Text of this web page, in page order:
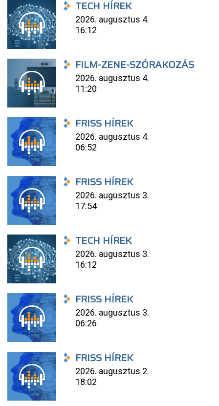
TECH HÍREK
2026. augusztus 4.
16:12
FILM-ZENE-SZÓRAKOZÁS
2026. augusztus 4.
11:20
FRISS HÍREK
2026. augusztus 4.
06:52
FRISS HÍREK
2026. augusztus 3.
17:54
TECH HÍREK
2026. augusztus 3.
16:12
FRISS HÍREK
2026. augusztus 3.
06:26
FRISS HÍREK
2026. augusztus 2.
18:02